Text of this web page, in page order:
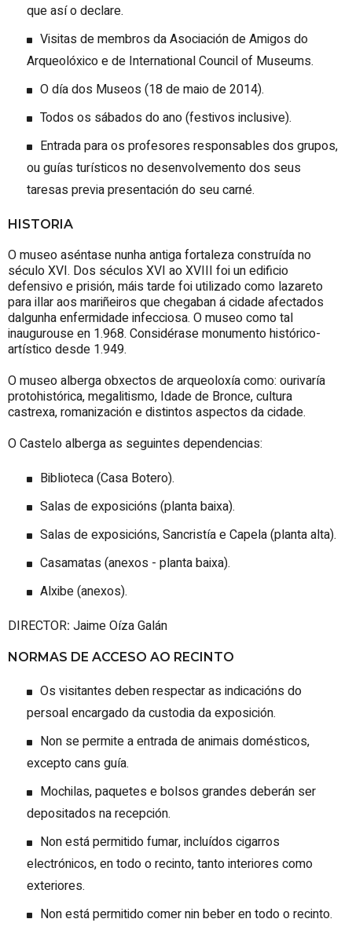
que así o declare.
Visitas de membros da Asociación de Amigos do
Arqueolóxico e de International Council of Museums.
O día dos Museos (18 de maio de 2014).
Todos os sábados do ano (festivos inclusive).
Entrada para os profesores responsables dos grupos,
ou guías turísticos no desenvolvemento dos seus
taresas previa presentación do seu carné.
HISTORIA
O museo aséntase nunha antiga fortaleza construída no
século XVI. Dos séculos XVI ao XVIII foi un edificio
defensivo e prisión, máis tarde foi utilizado como lazareto
para illar aos mariñeiros que chegaban á cidade afectados
dalgunha enfermidade infecciosa. O museo como tal
inaugurouse en 1.968. Considérase monumento histórico-
artístico desde 1.949.
O museo alberga obxectos de arqueoloxía como: ourivaría
protohistórica, megalitismo, Idade de Bronce, cultura
castrexa, romanización e distintos aspectos da cidade.
O Castelo alberga as seguintes dependencias:
Biblioteca (Casa Botero).
Salas de exposicións (planta baixa).
Salas de exposicións, Sancristía e Capela (planta alta).
Casamatas (anexos - planta baixa).
Alxibe (anexos).
DIRECTOR: Jaime Oíza Galán
NORMAS DE ACCESO AO RECINTO
Os visitantes deben respectar as indicacións do
persoal encargado da custodia da exposición.
Non se permite a entrada de animais domésticos,
excepto cans guía.
Mochilas, paquetes e bolsos grandes deberán ser
depositados na recepción.
Non está permitido fumar, incluídos cigarros
electrónicos, en todo o recinto, tanto interiores como
exteriores.
Non está permitido comer nin beber en todo o recinto.